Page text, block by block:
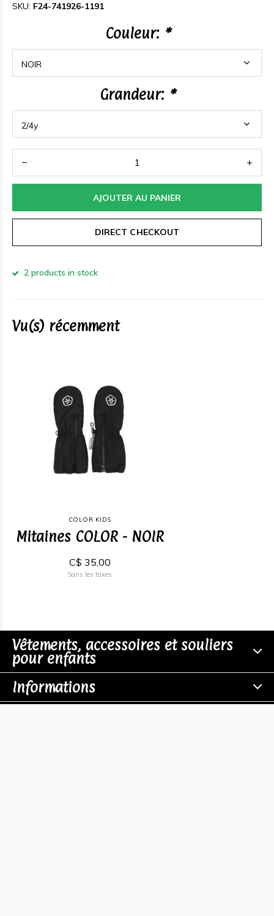
SKU: F24-741926-1191
Couleur: *
Grandeur: *
AJOUTER AU PANIER
DIRECT CHECKOUT
2 products in stock
Vu(s) récemment
COLOR KIDS
Mitaines COLOR - NOIR
C$ 35,00
Sans les taxes
Vêtements, accessoires et souliers
pour enfants
Informations